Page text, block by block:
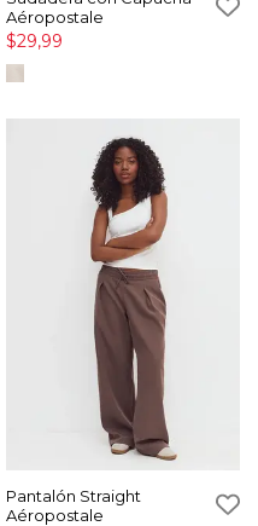
Aéropostale
$29,99
Pantalón Straight
Aéropostale